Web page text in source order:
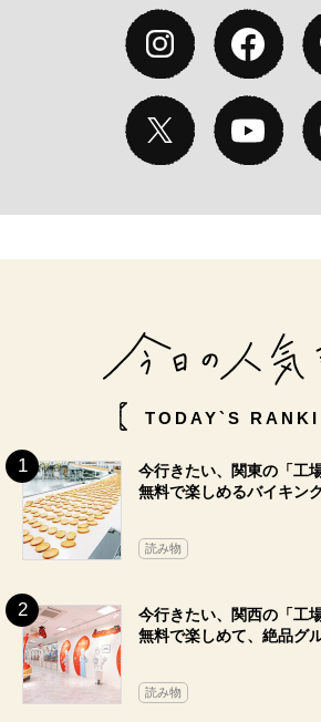
TODAY`S
今行きたい、関東の「工
無料で楽しめるバイキン
読み物
今行きたい、関西の「工
無料で楽しめて、絶品グ
読み物